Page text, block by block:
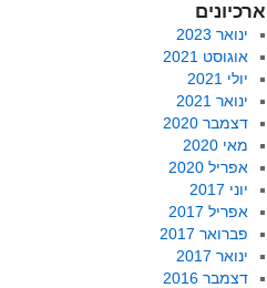
ארכיונים
ינואר 2023
אוגוסט 2021
יולי 2021
ינואר 2021
דצמבר 2020
מאי 2020
אפריל 2020
יוני 2017
אפריל 2017
פברואר 2017
ינואר 2017
דצמבר 2016